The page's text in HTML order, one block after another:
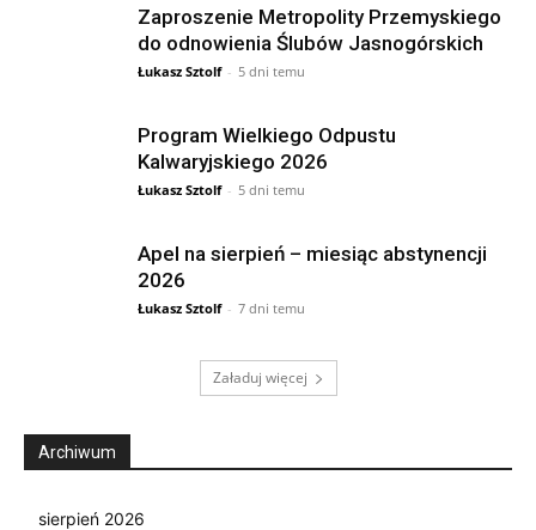
Zaproszenie Metropolity Przemyskiego
do odnowienia Ślubów Jasnogórskich
Łukasz Sztolf - 5 dni temu
Program Wielkiego Odpustu
Kalwaryjskiego 2026
Łukasz Sztolf - 5 dni temu
Apel na sierpień – miesiąc abstynencji
2026
Łukasz Sztolf - 7 dni temu
Załaduj więcej
Archiwum
sierpień 2026